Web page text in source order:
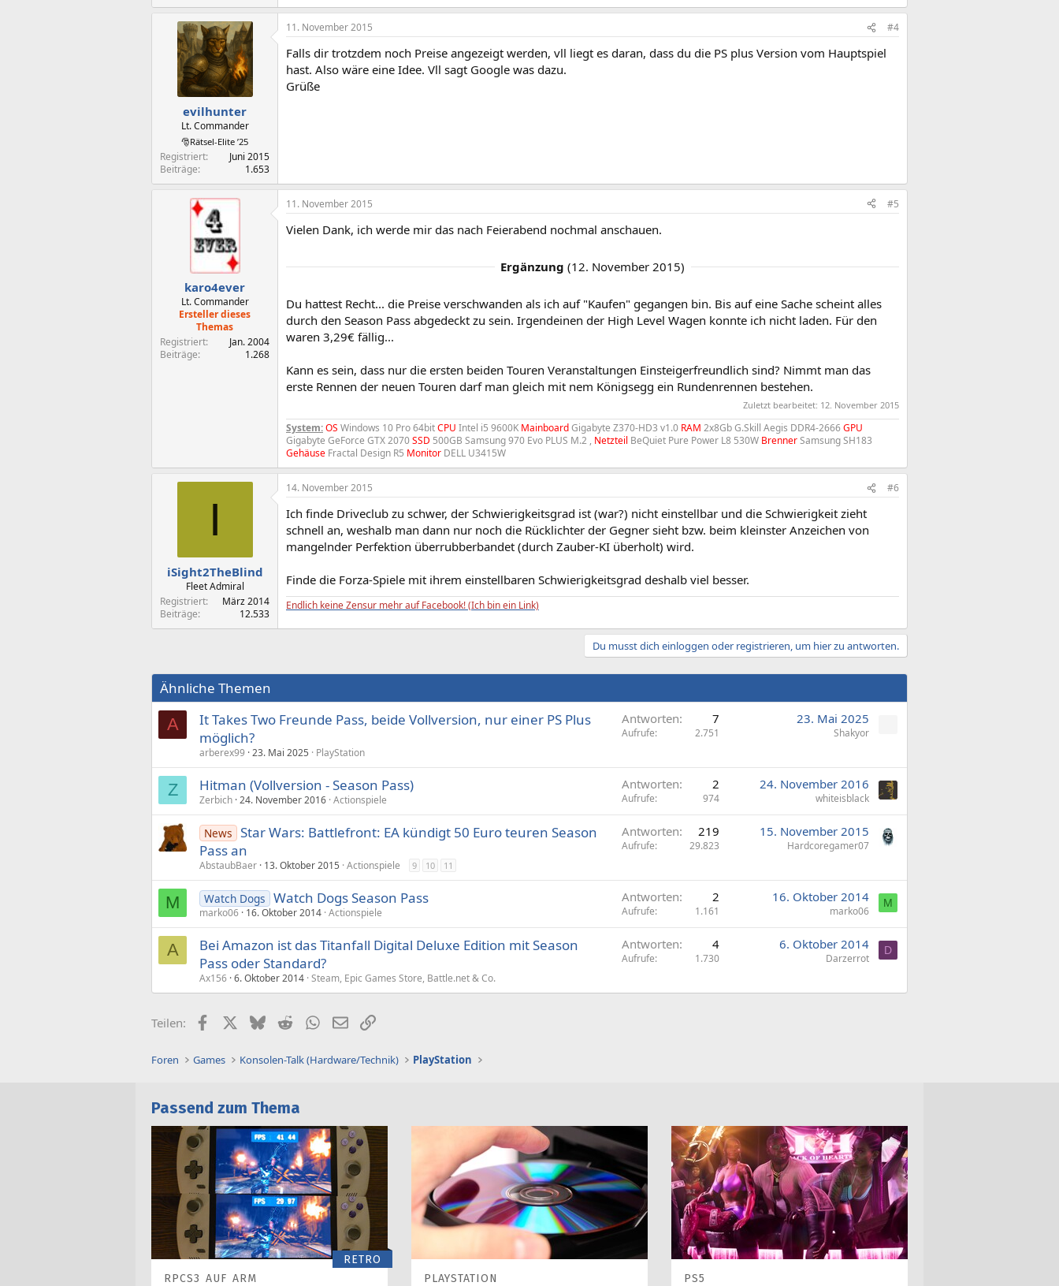
evilhunter
Lt. Commander
🎅Rätsel-Elite ’25
Registriert
Juni 2015
Beiträge
1.653
11. November 2015 #4
Falls dir trotzdem noch Preise angezeigt werden, vll liegt es daran, dass du die PS plus Version vom Hauptspiel
hast. Also wäre eine Idee. Vll sagt Google was dazu.
Grüße
karo4ever
Lt. Commander
Ersteller dieses
Themas
Registriert
Jan. 2004
Beiträge
1.268
11. November 2015 #5
Vielen Dank, ich werde mir das nach Feierabend nochmal anschauen.
Ergänzung (12. November 2015)
Du hattest Recht... die Preise verschwanden als ich auf "Kaufen" gegangen bin. Bis auf eine Sache scheint alles
durch den Season Pass abgedeckt zu sein. Irgendeinen der High Level Wagen konnte ich nicht laden. Für den
waren 3,29€ fällig...
Kann es sein, dass nur die ersten beiden Touren Veranstaltungen Einsteigerfreundlich sind? Nimmt man das
erste Rennen der neuen Touren darf man gleich mit nem Königsegg ein Rundenrennen bestehen.
Zuletzt bearbeitet: 12. November 2015
System:OS Windows 10 Pro 64bitCPU Intel i5 9600K MainboardGigabyte Z370-HD3 v1.0 RAM 2x8Gb G.Skill Aegis DDR4-2666GPU
Gigabyte GeForce GTX 2070SSD 500GB Samsung 970 Evo PLUS M.2 , Netzteil BeQuiet Pure Power L8 530W BrennerSamsung SH183
Gehäuse Fractal Design R5 Monitor DELL U3415W
I
iSight2TheBlind
Fleet Admiral
Registriert
März 2014
Beiträge
12.533
14. November 2015 #6
Ich finde Driveclub zu schwer, der Schwierigkeitsgrad ist (war?) nicht einstellbar und die Schwierigkeit zieht
schnell an, weshalb man dann nur noch die Rücklichter der Gegner sieht bzw. beim kleinster Anzeichen von
mangelnder Perfektion überrubberbandet (durch Zauber-KI überholt) wird.
Finde die Forza-Spiele mit ihrem einstellbaren Schwierigkeitsgrad deshalb viel besser.
Endlich keine Zensur mehr auf Facebook! (Ich bin ein Link)
Du musst dich einloggen oder registrieren, um hier zu antworten.
Ähnliche Themen
A
It Takes Two Freunde Pass, beide Vollversion, nur einer PS Plus
möglich?
arberex99 23. Mai 2025 PlayStation
Antworten 7
Aufrufe 2.751
23. Mai 2025
Shakyor
Z Hitman (Vollversion - Season Pass)
Zerbich 24. November 2016 Actionspiele
Antworten 2
Aufrufe 974
24. November 2016
whiteisblack
News Star Wars: Battlefront: EA kündigt 50 Euro teuren Season
Pass an
AbstaubBaer 13. Oktober 2015 Actionspiele 9 10 11
Antworten 219
Aufrufe 29.823
15. November 2015
Hardcoregamer07
M Watch Dogs Watch Dogs Season Pass
marko06 16. Oktober 2014 Actionspiele
Antworten 2
Aufrufe 1.161
16. Oktober 2014
marko06
M
A
Bei Amazon ist das Titanfall Digital Deluxe Edition mit Season
Pass oder Standard?
Ax156 6. Oktober 2014 Steam, Epic Games Store, Battle.net & Co.
Antworten 4
Aufrufe 1.730
6. Oktober 2014
Darzerrot
D
Teilen: FacebookX (Twitter)
BlueskyRedditWhatsApp
E-MailLink
Foren Games Konsolen-Talk (Hardware/Technik) PlayStation
Passend zum Thema
RETRO
RPCS3 AUF ARM
PLAYSTATION PS5